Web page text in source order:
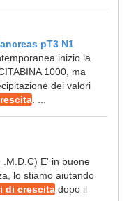
pT3 N1
inizio la
1000, ma
dei valori
.M.D.C) E' in buone
lo stiamo aiutando
di crescita dopo il